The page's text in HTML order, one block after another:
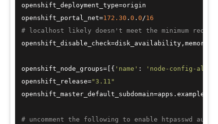
openshift_deployment_type=origin
openshift_portal_net=172.30 . 0 . 0/16
# localhost likely doesn't meet the minimum
openshift_node_groups=[{ 'name' :
'node-config-all-
openshift_release="3.11"
# uncomment the following to enable htpasswd